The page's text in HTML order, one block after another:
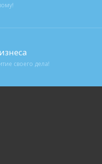
своего дела!